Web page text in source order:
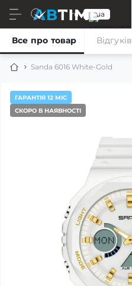
ru ua
Sanda 6016 White-Gold
Все про товар Відгуків
ГАРАНТІЯ 12 МІС
СКОРО В НАЯВНОСТІ